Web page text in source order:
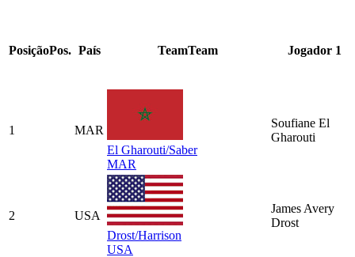
PosiçãoPos. País TeamTeam Jogador 1
1
MAR
El Gharouti/Saber
MAR
Soufiane El
Gharouti
2
USA
Drost/Harrison
USA
James Avery
Drost